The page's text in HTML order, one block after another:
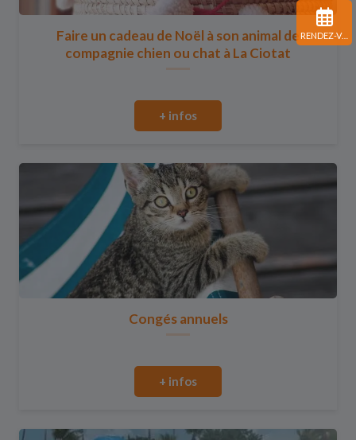
RENDEZ-VOUS
Faire un cadeau de Noël à son animal de
compagnie chien ou chat à La Ciotat
+ infos
Congés annuels
+ infos